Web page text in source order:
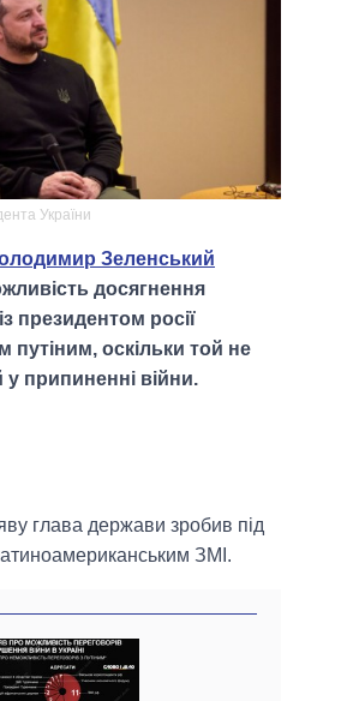
України
Зеленський
досягнення
президентом росії
оскільки той не
у припиненні війни.
глава держави зробив під
ЗМІ.